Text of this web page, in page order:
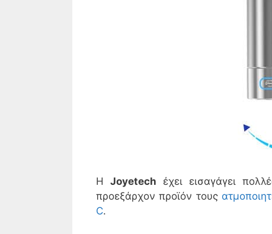
Η Joyetech έχει εισαγάγει
προεξάρχον προϊόν τους
C.